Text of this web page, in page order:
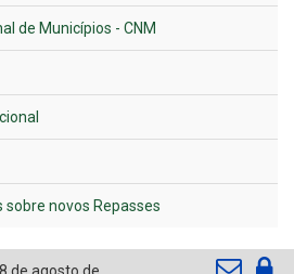
de Municípios - CNM
novos Repasses